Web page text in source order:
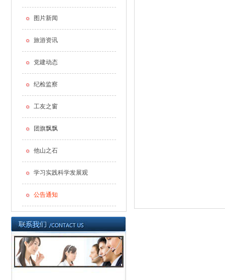
图片新闻
旅游资讯
党建动态
纪检监察
工友之窗
团旗飘飘
他山之石
学习实践科学发展观
公告通知